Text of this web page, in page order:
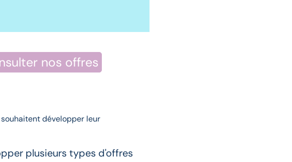
nos offres
développer leur
plusieurs types d'offres